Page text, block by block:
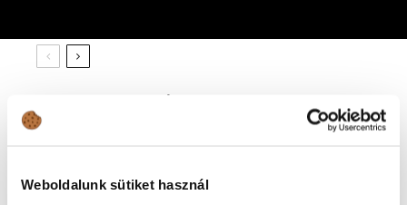
Weboldalunk sütiket használ
Érkezik Magyarország
legnagyobb nemzetközi
Érdekességek